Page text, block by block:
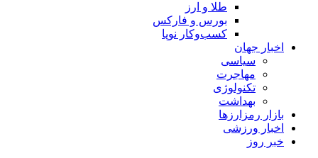
طلا و ارز
بورس و فارکس
کسب‌وکار نوپا
اخبار جهان
سیاسی
مهاجرت
تکنولوژی
بهداشت
بازار رمزارزها
اخبار ورزشی
خبر روز